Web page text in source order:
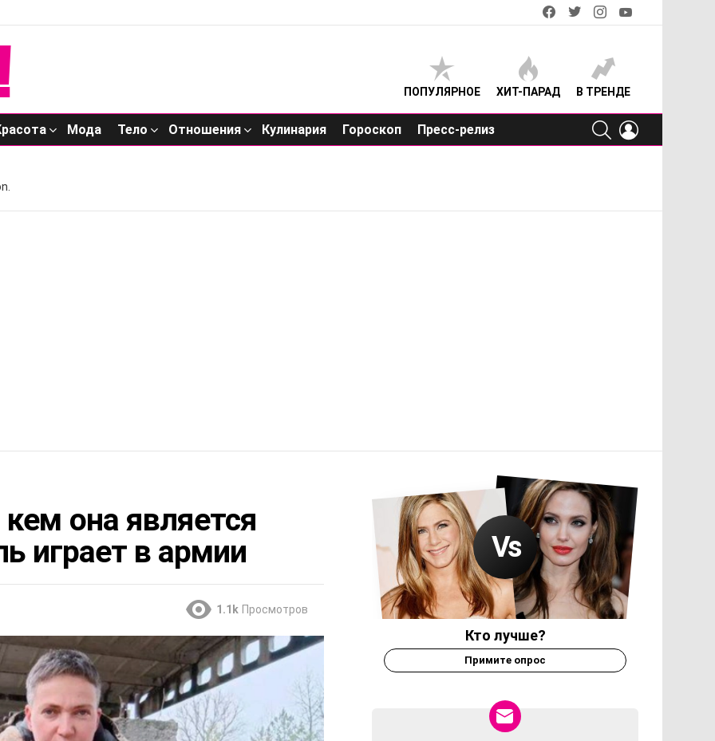
facebooktwitterinstagram
ПОПУЛЯРНОЕ ХИТ-ПАРАД В ТРЕНДЕ
Мода Тело Отношения Кулинария Гороскоп Пресс-релиз
SEARCH
она является
играет в армии
1.1k Просмотров
Кто лучше?
Примите опрос